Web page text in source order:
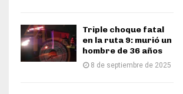
Triple choque fatal
en la ruta 9: murió un
hombre de 36 años
8 de septiembre de 2025